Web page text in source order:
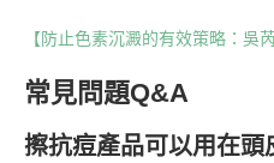
【防止色素沉澱的有效策略：吳
常見問題Q&A
擦抗痘產品可以用在頭